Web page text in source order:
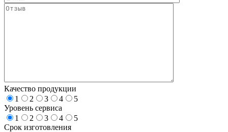
Качество продукции
1
2 3 4
5
Уровень сервиса
1
2 3 4
5
Срок изготовления